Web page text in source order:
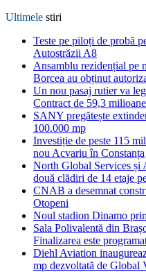
Ultimele stiri
Teste pe piloți de probă
Autostrăzii A8
Ansamblu rezidențial pe
Borcea au obținut
Un nou pasaj rutier va
Contract de 59,3
SANY pregătește
100.000 mp
Investiție de peste 115
nou Acvariu în Constanța
North Global Services și
două clădiri de 14 etaje
CNAB a desemnat
Otopeni
Noul stadion Dinamo
Sala Polivalentă din
Finalizarea este
Diehl Aviation
mp dezvoltată de Global